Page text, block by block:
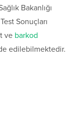
Bakanlığı
Sonuçları
ve barkod
edilebilmektedir.